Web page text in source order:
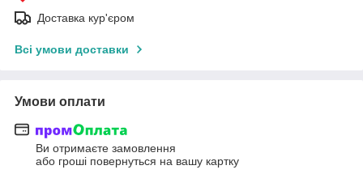
Доставка кур'єром
Всі умови доставки
Умови оплати
Ви отримаєте замовлення
або гроші повернуться на вашу картку